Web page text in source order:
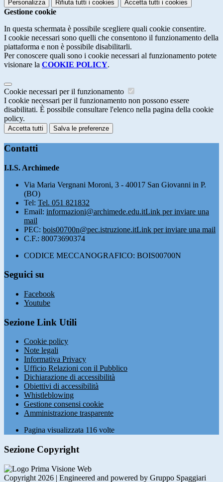
Personalizza Rifiuta tutti i cookies Accetta tutti i cookies
Gestione cookie
In questa schermata è possibile scegliere quali cookie consentire.
I cookie necessari sono quelli che consentono il funzionamento della
piattaforma e non è possibile disabilitarli.
Per conoscere quali sono i cookie necessari al funzionamento potete
visionare la COOKIE POLICY.
Cookie necessari per il funzionamento
I cookie necessari per il funzionamento non possono essere
disabilitati. È possibile consultare l'elenco nella pagina della cookie
policy.
Accetta tutti Salva le preferenze
Contatti
I.I.S. Archimede
Via Maria Vergnani Moroni, 3 - 40017 San Giovanni in P.
(BO)
Tel: Tel. 051 821832
Email: informazioni@archimede.edu.itLink per inviare una
mail
PEC: bois00700n@pec.istruzione.itLink per inviare una mail
C.F.: 80073690374
CODICE MECCANOGRAFICO: BOIS00700N
Seguici su
Facebook
Youtube
Sezione Link Utili
Cookie policy
Note legali
Informativa Privacy
Ufficio Relazioni con il Pubblico
Dichiarazione di accessibilità
Obiettivi di accessibilità
Whistleblowing
Gestione consensi cookie
Amministrazione trasparente
Pagina visualizzata 116 volte
Sezione Copyright
Copyright 2026 | Engineered and powered by Gruppo Spaggiari